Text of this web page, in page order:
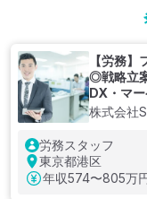
【労務
◎戦略立
DX・マ
株式会社
労務スタッフ
東京都港区
年収574〜805万